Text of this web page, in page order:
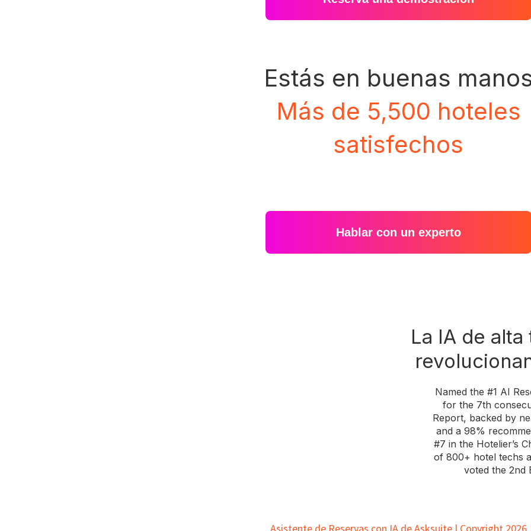
Estás en buenas
Más de 5,500 hoteles
satisfechos
Hablar con un experto
La IA de
Named the #1 AI
for the 7th
Report, backed by
and a 98%
#7 in the Hotelier’s
of 800+ hotel techs
voted the 2nd